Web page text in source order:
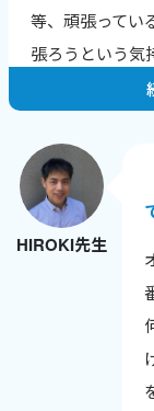
等、頑張ってい
張ろうという気
HIROKI先生